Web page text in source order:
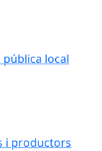
local
i productors